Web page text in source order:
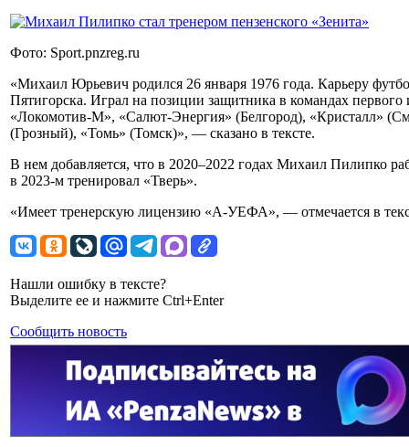
Фото: Sport.pnzreg.ru
«Михаил Юрьевич родился 26 января 1976 года. Карьеру
Пятигорска. Играл на позиции защитника в командах
«Локомотив-М», «Салют-Энергия» (Белгород), «Кристалл»
(Грозный), «Томь» (Томск)», — сказано в тексте.
В нем добавляется, что в 2020–2022 годах Михаил Пилипко
в 2023-м тренировал «Тверь».
«Имеет тренерскую лицензию «А-УЕФА», — отмечается в
Нашли ошибку в тексте?
Выделите ее и нажмите Ctrl+Enter
Сообщить новость